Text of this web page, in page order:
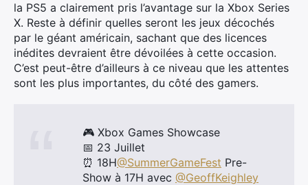
la PS5 a clairement pris l’avantage sur la Xbox Series
X. Reste à définir quelles seront les jeux décochés
par le géant américain, sachant que des licences
inédites devraient être dévoilées à cette occasion.
C’est peut-être d’ailleurs à ce niveau que les attentes
sont les plus importantes, du côté des gamers.
🎮 Xbox Games Showcase
📅 23 Juillet
⏰ 18H@SummerGameFest Pre-
Show à 17H avec @GeoffKeighley